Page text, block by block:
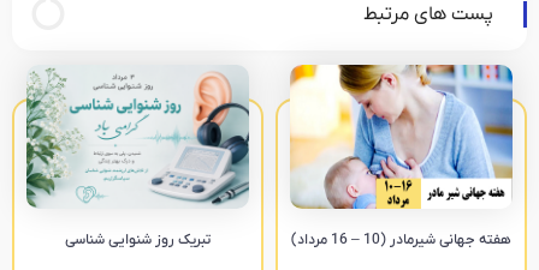
پست های مرتبط
هفته جهانی شیرمادر (10 – 16 مرداد) تبریک روز شنوایی شناسی